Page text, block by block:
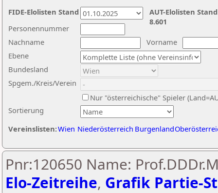
Nachname
Vorname
Ebene
Sortierung
Personennummer
Bundesland
Spgem./Kreis/Verein
Nur "österreichische" Spieler
Vereinslisten:Wien Niederösterreich Burgenland
AUT-Elolisten
8.601
FIDE-Elolisten Stand
Pnr:120650 Name:
Elo-Zeitreihe, Grafik Partie-